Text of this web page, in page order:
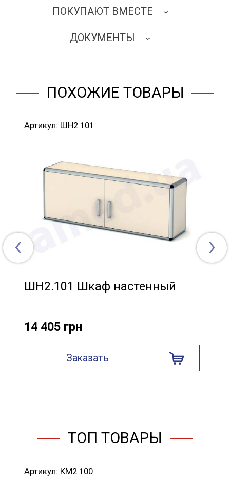
алюминиевого сплава сечением 25х25 мм.
Наполнение: ламинированная древесно-стружечная
Модель ШН1.100
Тип изделия:
Материал
алюминиевый профиль,
ламинированная ДСП, стекло
НАПИСАТЬ ОТЗЫВ
ПОКУПАЮТ ВМЕСТЕ
ДОКУМЕНТЫ
ПОХОЖИЕ ТОВАРЫ
‹
Артикул: ШН2.101
ШН2.101 Шкаф настенный
14 405 грн
Заказать
›
ТОП ТОВАРЫ
Артикул: КМ2.100